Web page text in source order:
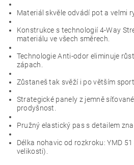
Materiál skvěle odvádí pot a velmi
Konstrukce s technologií 4-Way
materiálu ve všech směrech.
Technologie Anti-odor eliminuje
zápach.
Zůstaneš tak svěží i po větším
Strategické panely z jemně
prodyšnost.
Pružný elastický pas s detailem
Délka nohavic od rozkroku: YMD
velikosti).